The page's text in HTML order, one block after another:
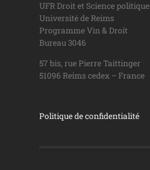
UFR Droit et Science politique
Université de Reims
Programme Vin & Droit
Bureau 3046
57 bis, rue Pierre Taittinger
51096 Reims cedex – France
Politique de confidentialité